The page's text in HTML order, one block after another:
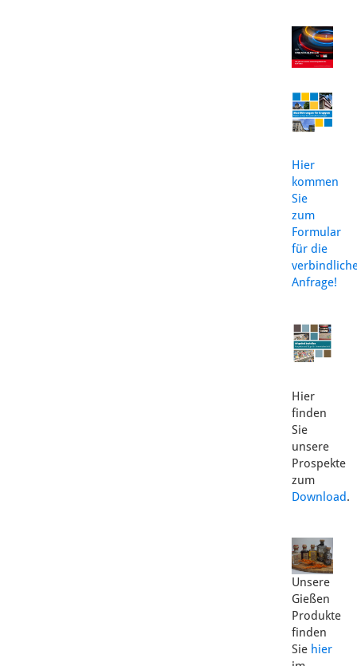
Hier
kommen
Sie
zum
Formular
für die
Anfrage!
Hier
finden
Sie
unsere
Prospekte
zum
Download.
Unsere
Gießen
Produkte
finden
Sie hier